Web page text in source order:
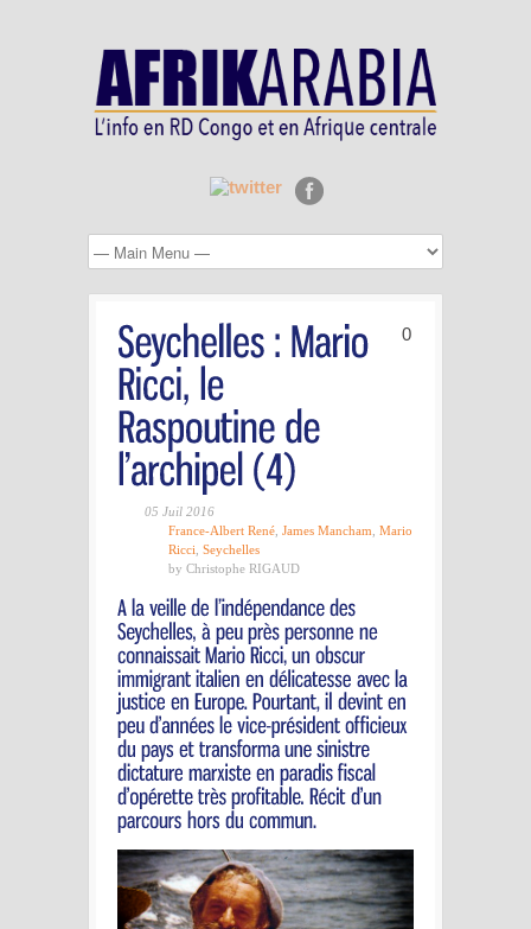
0
05 Juil 2016
France-Albert René James Mancham Mario
Ricci Seychelles
by Christophe RIGAUD